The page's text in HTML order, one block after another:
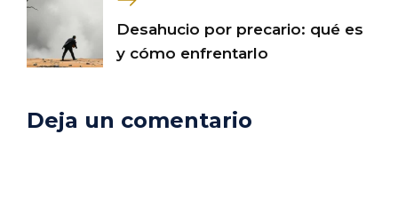
Desahucio por precario: qué es
y cómo enfrentarlo
Deja un comentario